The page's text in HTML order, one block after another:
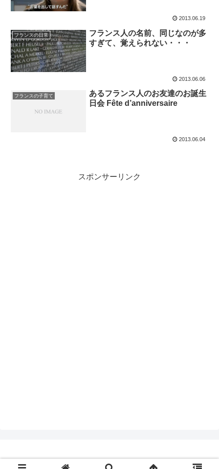
2013.06.19
フランスの日常
フランス人の名前、同じなのが多
すぎて、覚えられない・・・
2013.06.06
フランスの子育て
あるフランス人のお友達のお誕生
日会 Fête d’anniversaire
2013.06.04
スポンサーリンク